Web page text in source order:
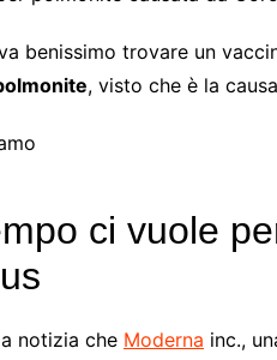
benissimo trovare un
, visto che è la
ci vuole
notizia che Moderna inc.,